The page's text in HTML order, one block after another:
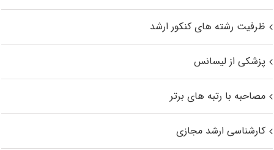
ظرفیت رشته های کنکور ارشد
پزشکی از لیسانس
مصاحبه با رتبه های برتر
کارشناسی ارشد مجازی